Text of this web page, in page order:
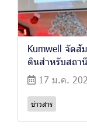
Kumwell จัดสั
ดินสำหรับสถา
17 ม.ค.
ข่าวสาร